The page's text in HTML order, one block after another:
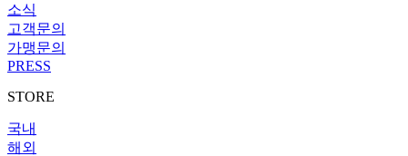
소식
고객문의
가맹문의
PRESS
STORE
국내
해외